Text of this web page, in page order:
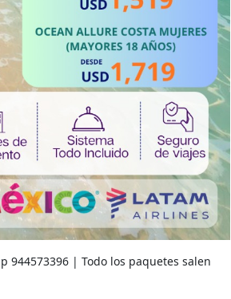
944573396 | Todo los paquetes salen